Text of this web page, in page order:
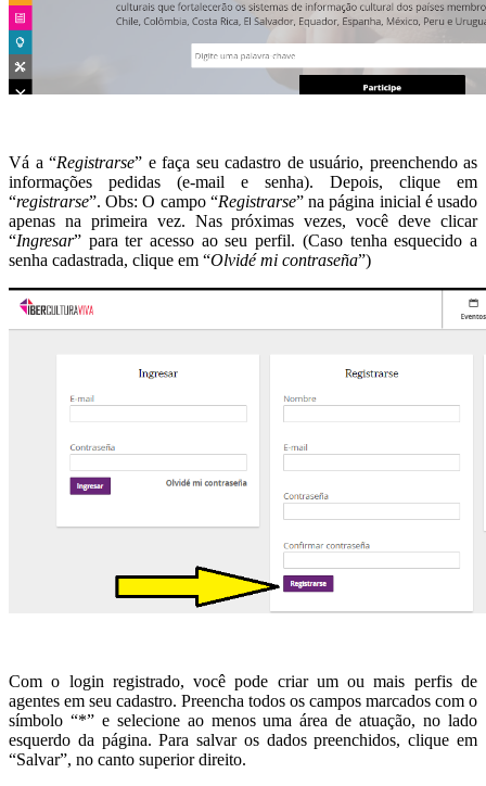
Vá a “Registrarse” e faça seu cadastro de usuário, preenchendo as
informações pedidas (e-mail e senha). Depois, clique em
“registrarse”. Obs: O campo “Registrarse” na página inicial é usado
apenas na primeira vez. Nas próximas vezes, você deve clicar
“Ingresar” para ter acesso ao seu perfil. (Caso tenha esquecido a
senha cadastrada, clique em “Olvidé mi contraseña”)
Com o login registrado, você pode criar um ou mais perfis de
agentes em seu cadastro. Preencha todos os campos marcados com o
símbolo “*” e selecione ao menos uma área de atuação, no lado
esquerdo da página. Para salvar os dados preenchidos, clique em
“Salvar”, no canto superior direito.